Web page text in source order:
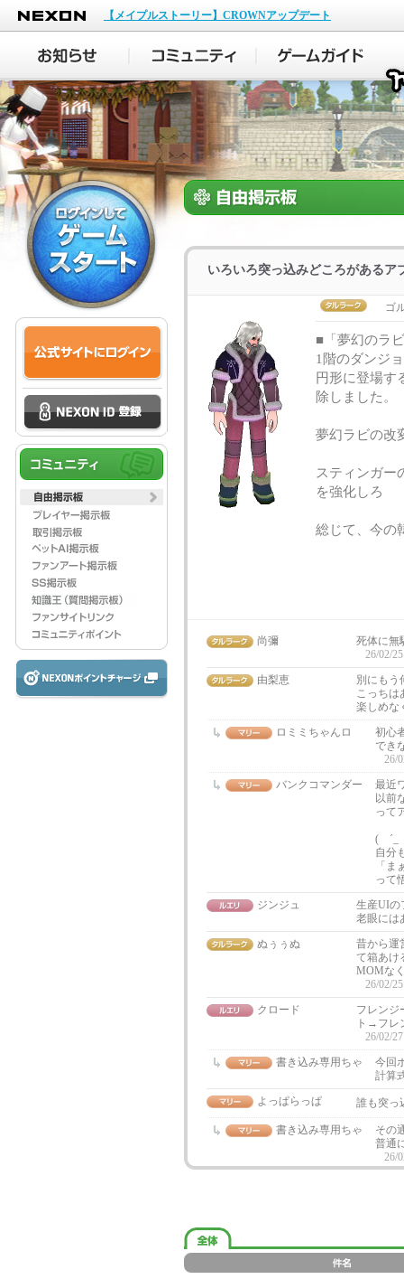
NEXON
【メイプルストーリー】CROWNアップデート
いろいろ突っ込みどころがあるア
ゴ
■「夢幻のラ
1階のダンジ
円形に登場す
除しました。
夢幻ラビの改
スティンガー
を強化しろ
総じて、今の
尚彌
死体に無
26/02/
由梨恵
別にもう
こっちは
楽しめな
ロミミちゃんロ
初心
でき
26/
バンクコマンダー
最近
以前
って
( ´_
自分
「
って
ジンジュ
生産UIの
老眼には
ぬぅぅぬ
昔から運
て箱あけ
MOMな
26/02/
クロード
フレンジ
ト→フレ
26/02/
書き込み専用ちゃ
今回
計算
よっぱらっぱ
誰も突っ
書き込み専用ちゃ
その
普通
26/